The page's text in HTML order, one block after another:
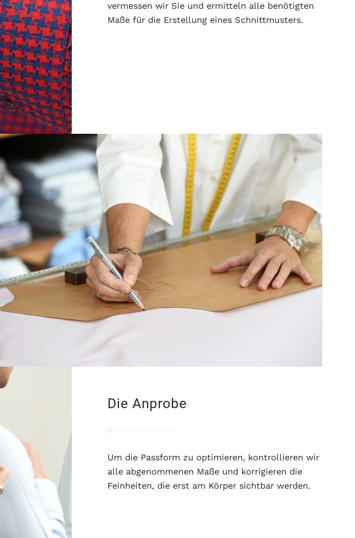
vermessen wir Sie und ermitteln alle benötigten
Maße für die Erstellung eines Schnittmusters.
Die Anprobe
Um die Passform zu optimieren, kontrollieren wir
alle abgenommenen Maße und korrigieren die
Feinheiten, die erst am Körper sichtbar werden.